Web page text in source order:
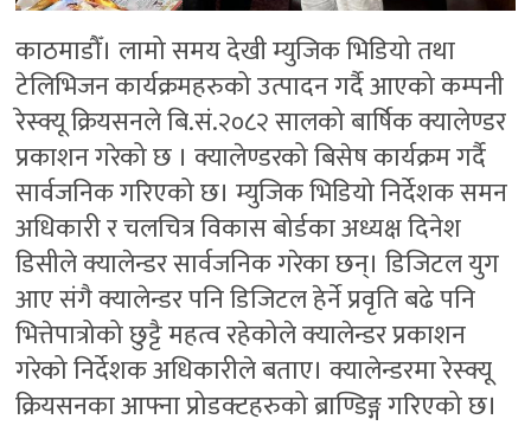
काठमाडौँ। लामो समय देखी म्युजिक भिडियो तथा
टेलिभिजन कार्यक्रमहरुको उत्पादन गर्दै आएको कम्पनी
रेस्क्यू क्रियसनले बि.सं.२०८२ सालको बार्षिक क्यालेण्डर
प्रकाशन गरेको छ । क्यालेण्डरको बिसेष कार्यक्रम गर्दै
सार्वजनिक गरिएको छ। म्युजिक भिडियो निर्देशक समन
अधिकारी र चलचित्र विकास बोर्डका अध्यक्ष दिनेश
डिसीले क्यालेन्डर सार्वजनिक गरेका छन्। डिजिटल युग
आए संगै क्यालेन्डर पनि डिजिटल हेर्ने प्रवृति बढे पनि
भित्तेपात्रोको छुट्टै महत्व रहेकोले क्यालेन्डर प्रकाशन
गरेको निर्देशक अधिकारीले बताए। क्यालेन्डरमा रेस्क्यू
क्रियसनका आफ्ना प्रोडक्टहरुको ब्राण्डिङ्ग गरिएको छ।